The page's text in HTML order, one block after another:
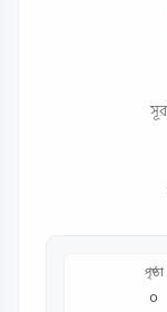
পৃষ্ঠা
০